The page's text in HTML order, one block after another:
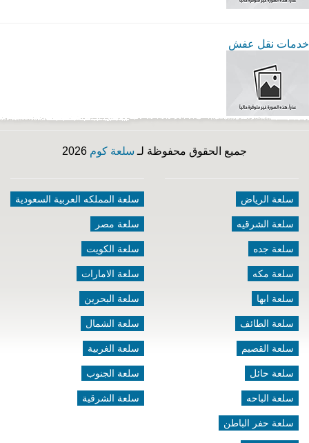
خدمات نقل عفش
جميع الحقوق محفوظة لـ سلعة كوم
سلعة الرياض
سلعة الشرقيه
سلعة جده
سلعة مكه
سلعة ابها
سلعة الطائف
سلعة القصيم
سلعة حائل
سلعة الباحه
سلعة حفر الباطن
سلعة المملكه العربية السعودية
سلعة مصر
سلعة الكويت
سلعة الامارات
سلعة البحرين
سلعة الشمال
سلعة الغربية
سلعة الجنوب
سلعة الشرقية